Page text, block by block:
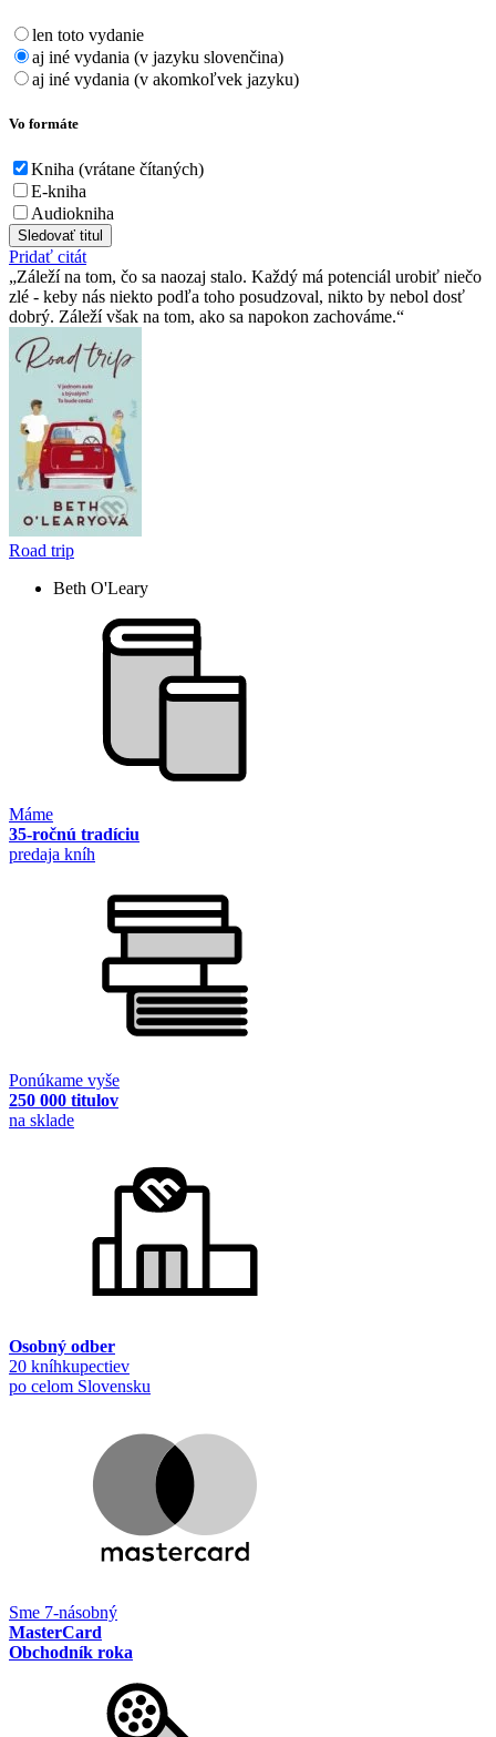
len toto vydanie
aj iné vydania (v jazyku slovenčina)
aj iné vydania (v akomkoľvek jazyku)
Vo formáte
Kniha (vrátane čítaných)
E-kniha
Audiokniha
Sledovať titul
Pridať citát
Záleží na tom, čo sa naozaj stalo. Každý má potenciál urobiť niečo
zlé - keby nás niekto podľa toho posudzoval, nikto by nebol dosť
dobrý. Záleží však na tom, ako sa napokon zachováme.
Road trip
Beth O'Leary
Máme
35-ročnú tradíciu
predaja kníh
Ponúkame vyše
250 000 titulov
na sklade
Osobný odber
20 kníhkupectiev
po celom Slovensku
Sme 7-násobný
MasterCard
Obchodník roka